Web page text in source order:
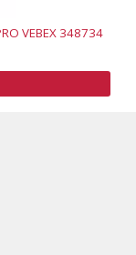
VEBEX 348734